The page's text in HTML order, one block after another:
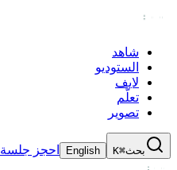
شاهد
الستوديو
لايف
تعلّم
تصوير
بحث⌘K
English احجز جلسة